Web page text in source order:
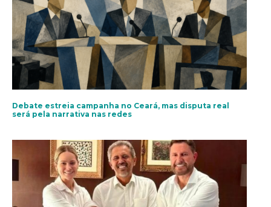
Debate estreia campanha no Ceará, mas disputa real
será pela narrativa nas redes